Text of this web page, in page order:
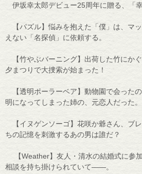
伊坂幸太郎デビュー25周年に贈る、「
【パズル】悩みを抱えた「僕」は、マ
えない「名探偵」に依頼する。
【竹やぶバーニング】出荷した竹にか
夕まつりで大捜索が始まった！
【透明ポーラーベア】動物園で会った
明になってしまった姉の、元恋人だった。
【イヌゲンソーゴ】花咲か爺さん、ブ
ちの記憶を刺激するあの男は誰だ？
【Weather】友人・清水の結婚式に参
相談を持ち掛けられていて――。